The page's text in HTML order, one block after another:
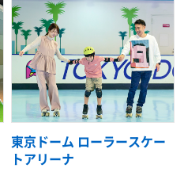
東京ドーム ローラースケー
トアリーナ